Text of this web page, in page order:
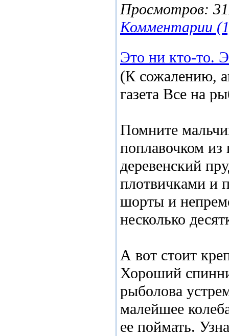
Просмотров:
Комментарии
Это ни кто-то.
(К сожалению,
газета Все на
Помните
поплавочком из
деревенский
плотвичками и
шорты и
несколько
А вот стоит
Хороший
рыболова
малейшее
ее поймать.